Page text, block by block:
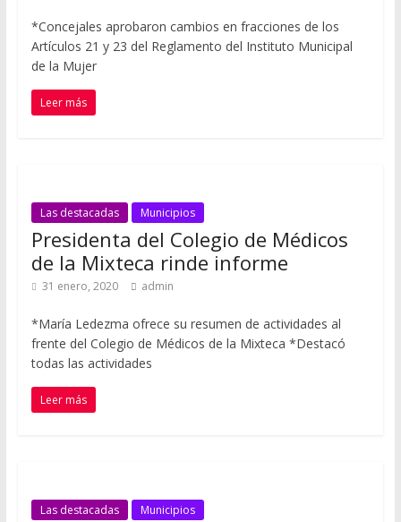
*Concejales aprobaron cambios en fracciones de los
Artículos 21 y 23 del Reglamento del Instituto Municipal
de la Mujer
Leer más
Las destacadas Municipios
Presidenta del Colegio de Médicos
de la Mixteca rinde informe
31 enero, 2020 admin
*María Ledezma ofrece su resumen de actividades al
frente del Colegio de Médicos de la Mixteca *Destacó
todas las actividades
Leer más
Las destacadas Municipios